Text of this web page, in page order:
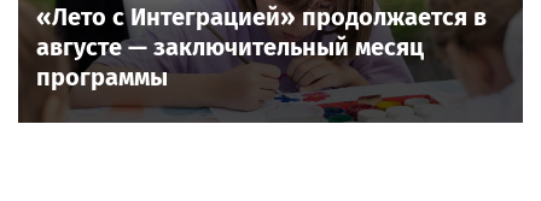
«Лето с Интеграцией» продолжается в
августе — заключительный месяц
программы